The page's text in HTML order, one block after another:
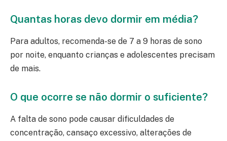
Quantas horas devo dormir em média?
Para adultos, recomenda-se de 7 a 9 horas de sono
por noite, enquanto crianças e adolescentes precisam
de mais.
O que ocorre se não dormir o suficiente?
A falta de sono pode causar dificuldades de
concentração, cansaço excessivo, alterações de